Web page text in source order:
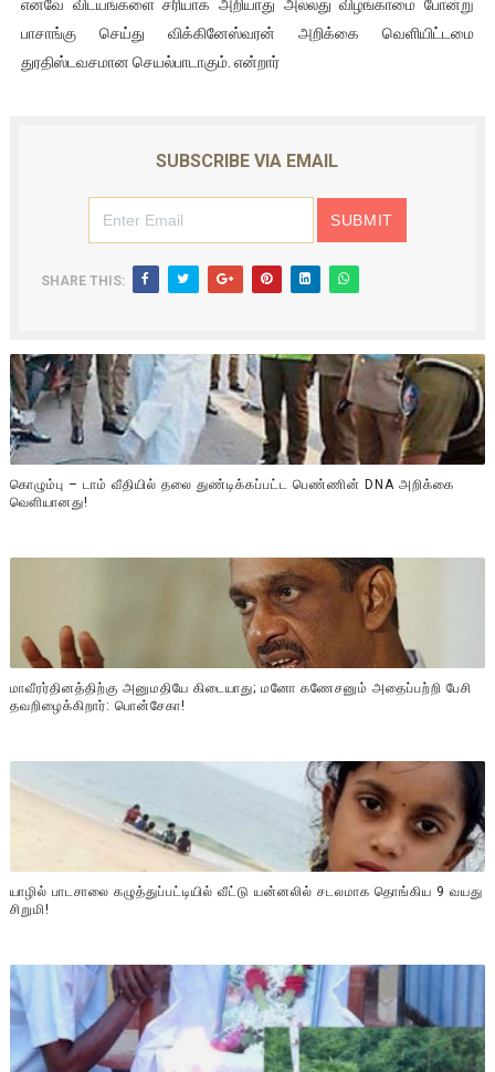
எனவே விடயங்களை சரியாக அறியாது அல்லது விழங்காமை போன்று
பாசாங்கு செய்து விக்கினேஸ்வரன் அறிக்கை வெளியிட்டமை
துரதிஸ்டவசமான செயல்பாடாகும். என்றார்
SUBSCRIBE VIA EMAIL
SHARE THIS:
கொழும்பு – டாம் வீதியில் தலை துண்டிக்கப்பட்ட பெண்ணின் DNA அறிக்கை
வௌியானது!
மாவீரர்தினத்திற்கு அனுமதியே கிடையாது; மனோ கணேசனும் அதைப்பற்றி பேசி
தவறிழைக்கிறார்: பொன்சேகா!
யாழில் பாடசாலை கழுத்துப்பட்டியில் வீட்டு யன்னலில் சடலமாக தொங்கிய 9 வயது
சிறுமி!